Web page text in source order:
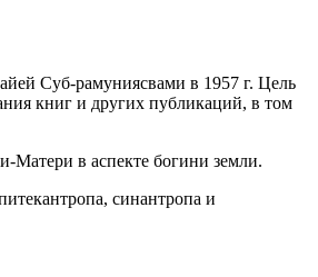
Суб-рамуниясвами в 1957 г. Цель
книг и других публикаций, в том
Матери в аспекте богини земли.
синантропа и